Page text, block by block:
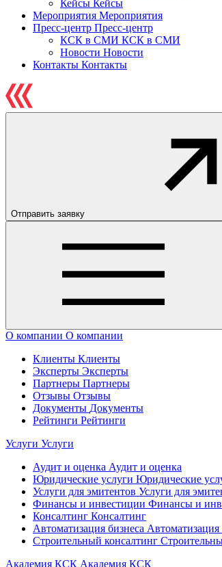
Кейсы Кейсы
Мероприятия Мероприятия
Пресс-центр Пресс-центр
КСК в СМИ КСК в СМИ
Новости Новости
Контакты Контакты
Отправить заявку
О компании О компании
Клиенты Клиенты
Эксперты Эксперты
Партнеры Партнеры
Отзывы Отзывы
Документы Документы
Рейтинги Рейтинги
Услуги Услуги
Аудит и оценка Аудит и оценка
Юридические услуги Юридические
Услуги для эмитентов Услуги для
Финансы и инвестиции Финансы и
Консалтинг Консалтинг
Автоматизация бизнеса Автоматизация
Строительный консалтинг
Академия КСК Академия КСК